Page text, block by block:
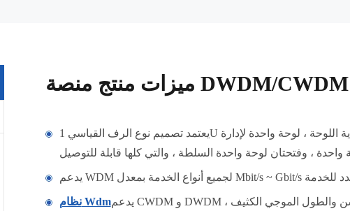
ميزات منتج منصة DWDM/CWDM
يعتمد تصميم نوع الرف القياسي 1U تمامًا على طريقة المنفذ على اللوحة الأمامية ، ويوفر 3 فتحات خدمة أحادية اللوحة ، لوحة واحدة لإدارة
نظام Wdm